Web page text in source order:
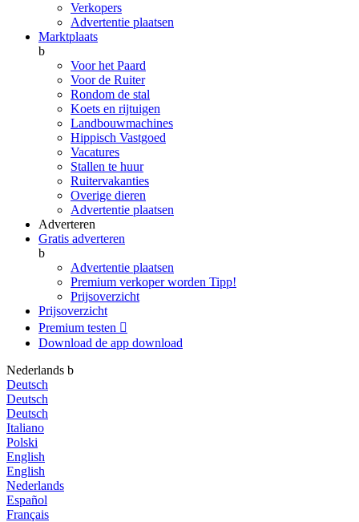
Verkopers
Advertentie plaatsen
Marktplaats
b
Voor het Paard
Voor de Ruiter
Rondom de stal
Koets en rijtuigen
Landbouwmachines
Hippisch Vastgoed
Vacatures
Stallen te huur
Ruitervakanties
Overige dieren
Advertentie plaatsen
Adverteren
Gratis adverteren
b
Advertentie plaatsen
Premium verkoper worden Tipp!
Prijsoverzicht
Prijsoverzicht
Premium testen 
Download de app download
Nederlands b
Deutsch
Deutsch
Deutsch
Italiano
Polski
English
English
Nederlands
Español
Français